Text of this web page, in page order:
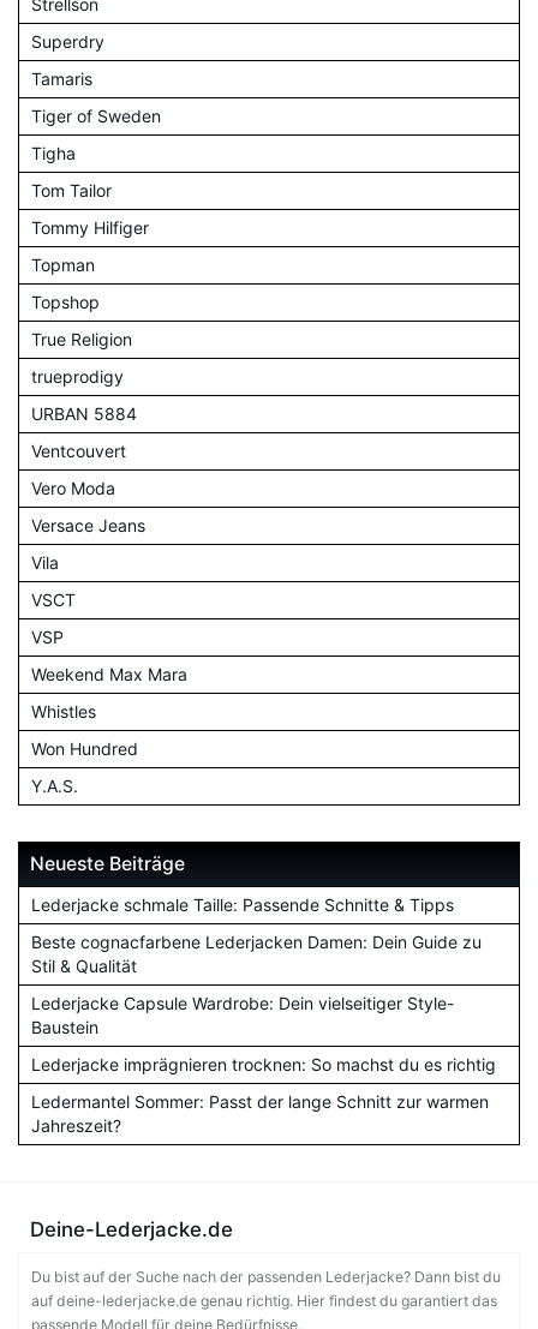
Superdry
Tamaris
Tiger of Sweden
Tigha
Tom Tailor
Tommy Hilfiger
Topman
Topshop
True Religion
trueprodigy
URBAN 5884
Ventcouvert
Vero Moda
Versace Jeans
Vila
VSCT
VSP
Weekend Max Mara
Whistles
Won Hundred
Y.A.S.
Neueste Beiträge
Lederjacke schmale Taille: Passende Schnitte & Tipps
Beste cognacfarbene Lederjacken Damen: Dein Guide zu
Stil & Qualität
Lederjacke Capsule Wardrobe: Dein vielseitiger Style-
Baustein
Lederjacke imprägnieren trocknen: So machst du es richtig
Ledermantel Sommer: Passt der lange Schnitt zur warmen
Jahreszeit?
Deine-Lederjacke.de
Du bist auf der Suche nach der passenden Lederjacke? Dann bist du
auf deine-lederjacke.de genau richtig. Hier findest du garantiert das
passende Modell für deine Bedürfnisse.